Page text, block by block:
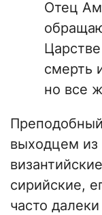
Отец
смерть
но все
выходцем
сирийские,
часто